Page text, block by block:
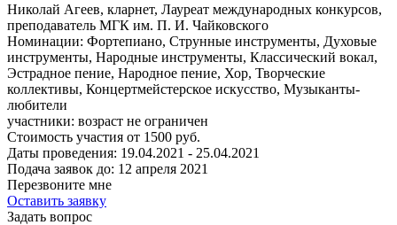
Николай Агеев, кларнет, Лауреат международных конкурсов,
преподаватель МГК им. П. И. Чайковского
Номинации: Фортепиано, Струнные инструменты, Духовые
инструменты, Народные инструменты, Классический вокал,
Эстрадное пение, Народное пение, Хор, Творческие
коллективы, Концертмейстерское искусство, Музыканты-
любители
участники: возраст не ограничен
Стоимость участия от 1500 руб.
Даты проведения: 19.04.2021 - 25.04.2021
Подача заявок до: 12 апреля 2021
Перезвоните мне
Оставить заявку
Задать вопрос